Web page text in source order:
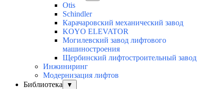
Otis
Schindler
Карачаровский механический завод
KOYO ELEVATOR
Могилевский завод лифтового
машиностроения
Щербинский лифтостроительный завод
Инжиниринг
Модернизация лифтов
Библиотека
▼